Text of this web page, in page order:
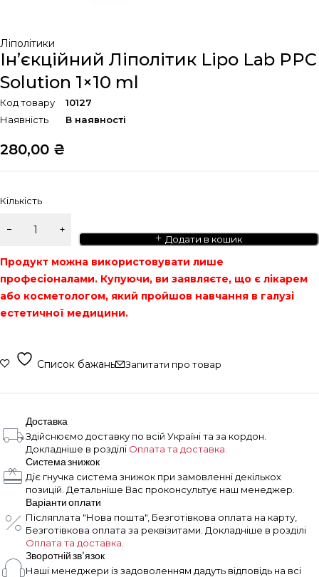
Ліполітики
Ін’єкційний Ліполітик Lipo Lab PPC
Solution 1×10 ml
Код товару
10127
Наявність
В наявності
280,00 ₴
Кількість
Додати в кошик
Продукт можна використовувати лише
професіоналами. Купуючи, ви заявляєте, що є лікарем
або косметологом, який пройшов навчання в галузі
естетичної медицини.
Список бажань Запитати про товар
Доставка
Здійснюємо доставку по всій Україні та за кордон.
Докладніше в розділі Оплата та доставка.
Система знижок
Діє гнучка система знижок при замовленні декількох
позицій. Детальніше Вас проконсультує наш менеджер.
Варіанти оплати
Післяплата "Нова пошта", Безготівкова оплата на карту,
Безготівкова оплата за реквізитами. Докладніше в розділі
Оплата та доставка.
Зворотній зв'язок
Наші менеджери із задоволенням дадуть відповідь на всі